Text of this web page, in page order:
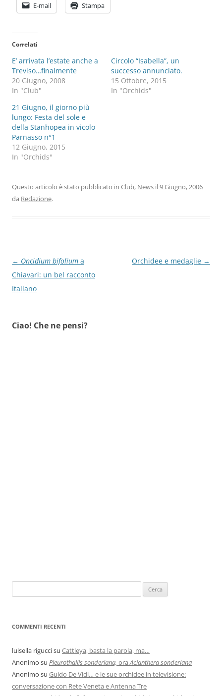
E-mail Stampa
Correlati
E’ arrivata l’estate anche a
Treviso…finalmente
20 Giugno, 2008
In "Club"
Circolo “Isabella”, un
successo annunciato.
15 Ottobre, 2015
In "Orchids"
21 Giugno, il giorno più
lungo: Festa del sole e
della Stanhopea in vicolo
Parnasso n°1
12 Giugno, 2015
In "Orchids"
Questo articolo è stato pubblicato in Club, News il9 Giugno, 2006
da Redazione.
Navigazione
articolo
← Oncidium bifolium a
Chiavari: un bel racconto
Italiano
Orchidee e medaglie →
Ciao! Che ne pensi?
COMMENTI RECENTI
luisella riguccisu Cattleya, basta la parola, ma…
Anonimo su Pleurothallis sonderiana, ora Acianthera sonderiana
Anonimo su Guido De Vidi… e le sue orchidee in televisione:
conversazione con Rete Veneta e Antenna Tre